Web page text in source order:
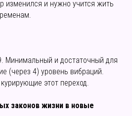
изменился и нужно учится жить
Минимальный и достаточный для
(через 4) уровень вибраций.
этот переход.
законов жизни в новые